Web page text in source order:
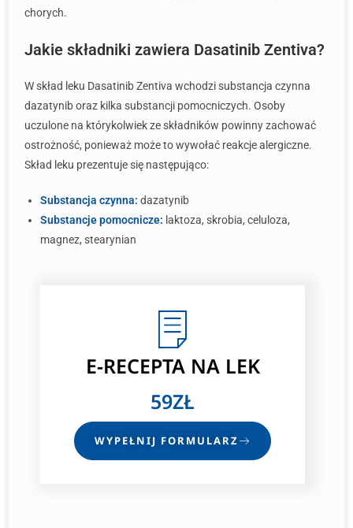
chorych.
Jakie składniki zawiera Dasatinib Zentiva?
W skład leku Dasatinib Zentiva wchodzi substancja czynna
dazatynib oraz kilka substancji pomocniczych. Osoby
uczulone na którykolwiek ze składników powinny zachować
ostrożność, ponieważ może to wywołać reakcje alergiczne.
Skład leku prezentuje się następująco:
Substancja czynna: dazatynib
Substancje pomocnicze: laktoza, skrobia, celuloza,
magnez, stearynian
E-RECEPTANA LEK
59ZŁ
WYPEŁNIJ FORMULARZ